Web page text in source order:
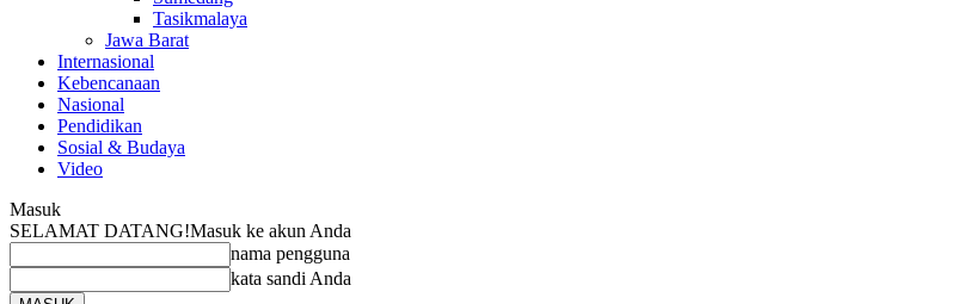
Tasikmalaya
Jawa Barat
Internasional
Kebencanaan
Nasional
Pendidikan
Sosial & Budaya
Video
Masuk
SELAMAT DATANG!Masuk ke akun Anda
nama pengguna
kata sandi Anda